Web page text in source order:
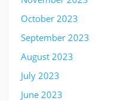
October 2023
September 2023
August 2023
July 2023
June 2023